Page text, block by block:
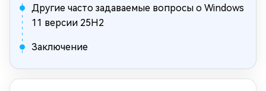
Другие часто задаваемые вопросы о Windows
11 версии 25H2
Заключение